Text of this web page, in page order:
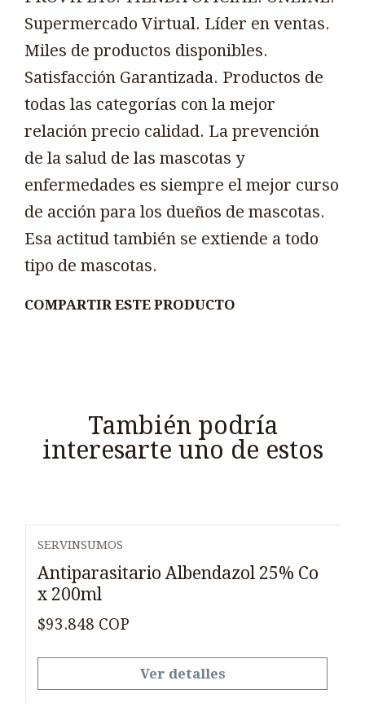
Supermercado Virtual. Líder en ventas.
Miles de productos disponibles.
Satisfacción Garantizada. Productos de
todas las categorías con la mejor
relación precio calidad. La prevención
de la salud de las mascotas y
enfermedades es siempre el mejor curso
de acción para los dueños de mascotas.
Esa actitud también se extiende a todo
tipo de mascotas.
COMPARTIR ESTE PRODUCTO
También podría
interesarte uno de estos
SERVINSUMOS
Antiparasitario Albendazol 25% Co
x 200ml
$93.848 COP
Ver detalles